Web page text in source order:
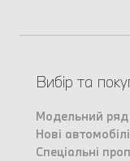
Вибір та
Модельний ряд
Нові
Спеціальні